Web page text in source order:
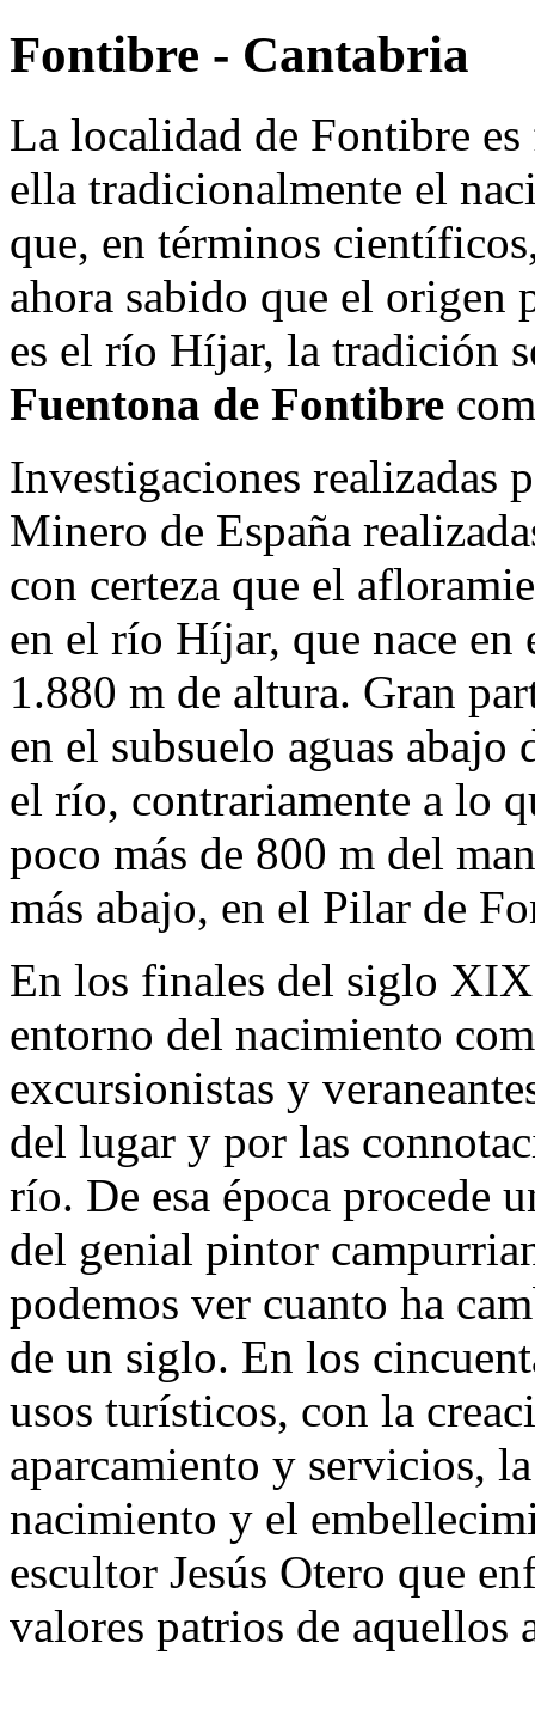
Fontibre - Cantabria
La localidad de Fontibre es
ella tradicionalmente el
que, en términos
ahora sabido que el origen
es el río Híjar, la tradición
Fuentona de Fontibre
Investigaciones realizadas
Minero de España
con certeza que el
en el río Híjar, que nace
1.880 m de altura. Gran
en el subsuelo aguas abajo
el río, contrariamente a lo
poco más de 800 m del
más abajo, en el Pilar de
En los finales del siglo
entorno del nacimiento
excursionistas y
del lugar y por las
río. De esa época procede
del genial pintor
podemos ver cuanto ha
de un siglo. En los
usos turísticos, con la
aparcamiento y servicios,
nacimiento y el
escultor Jesús Otero que
valores patrios de aquellos